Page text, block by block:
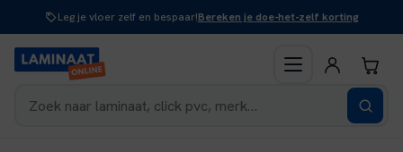
inhoud
Leg je vloer zelf en bespaar!Bereken je doe-het-zelf korting